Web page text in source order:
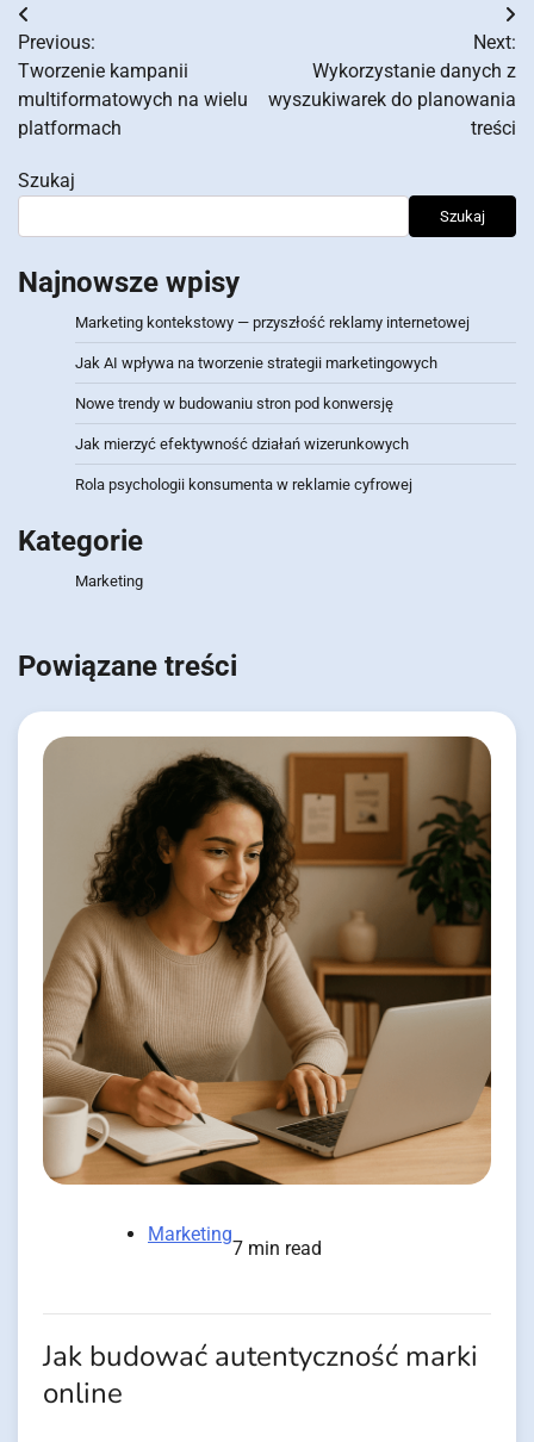
Nawigacja
wpisu
Previous:
Tworzenie kampanii
multiformatowych na wielu
platformach
Next:
Wykorzystanie danych z
wyszukiwarek do planowania
treści
Szukaj
Szukaj
Najnowsze wpisy
Marketing kontekstowy — przyszłość reklamy internetowej
Jak AI wpływa na tworzenie strategii marketingowych
Nowe trendy w budowaniu stron pod konwersję
Jak mierzyć efektywność działań wizerunkowych
Rola psychologii konsumenta w reklamie cyfrowej
Kategorie
Marketing
Powiązane treści
Marketing
7 min read
Jak budować autentyczność marki
online